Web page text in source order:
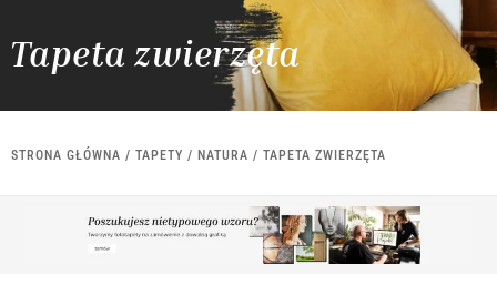
Tapeta zwierzęta
STRONA GŁÓWNA / TAPETY / NATURA / TAPETA ZWIERZĘTA